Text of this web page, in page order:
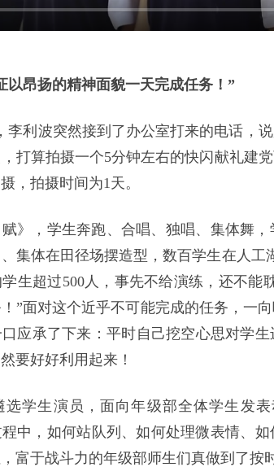
以昂扬的精神面貌一天完成任务！”
李利波突然接到了办公室打来的电话，
打算拍摄一个5分钟左右的快闪献礼建
，拍摄时间为1天。
》，学生奔跑、合唱、独唱、集体舞
集体在田径场摆造型，数百学生在人
生超过500人，事先不给演练，还不
”面对这个近乎不可能完成的任务，一
应承了下来：平时自己挖空心思对学
要好好利用起来！
选学生演员，面向年级部全体学生发
中，如何站队列、如何处理微表情、如
富于战斗力的年级部师生们真做到了按